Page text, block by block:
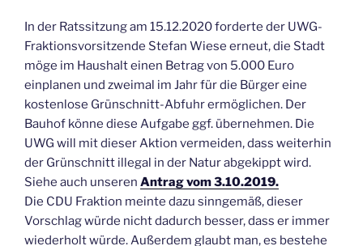
In der Ratssitzung am 15.12.2020 forderte der UWG-
Fraktionsvorsitzende Stefan Wiese erneut, die Stadt
möge im Haushalt einen Betrag von 5.000 Euro
einplanen und zweimal im Jahr für die Bürger eine
kostenlose Grünschnitt-Abfuhr ermöglichen. Der
Bauhof könne diese Aufgabe ggf. übernehmen. Die
UWG will mit dieser Aktion vermeiden, dass weiterhin
der Grünschnitt illegal in der Natur abgekippt wird.
Siehe auch unseren Antrag vom 3.10.2019.
Die CDU Fraktion meinte dazu sinngemäß, dieser
Vorschlag würde nicht dadurch besser, dass er immer
wiederholt würde. Außerdem glaubt man, es bestehe